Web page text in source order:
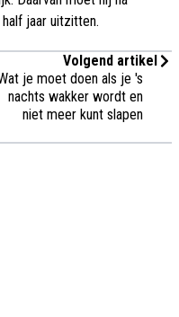
jaar uitzitten.
Volgend artikel
je moet doen als je 's
nachts wakker wordt en
niet meer kunt slapen